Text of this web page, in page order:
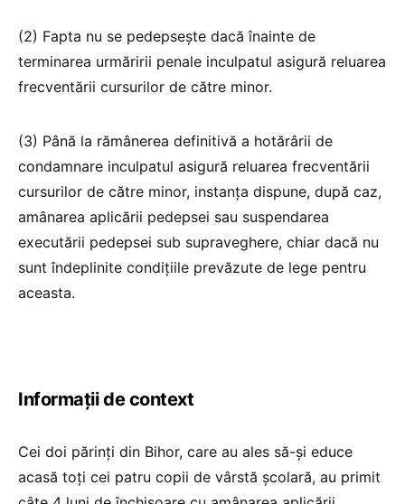
(2) Fapta nu se pedepsește dacă înainte de
terminarea urmăririi penale inculpatul asigură reluarea
frecventării cursurilor de către minor.
(3) Până la rămânerea definitivă a hotărârii de
condamnare inculpatul asigură reluarea frecventării
cursurilor de către minor, instanța dispune, după caz,
amânarea aplicării pedepsei sau suspendarea
executării pedepsei sub supraveghere, chiar dacă nu
sunt îndeplinite condițiile prevăzute de lege pentru
aceasta.
Informații de context
Cei doi părinţi din Bihor, care au ales să-şi educe
acasă toţi cei patru copii de vârstă şcolară, au primit